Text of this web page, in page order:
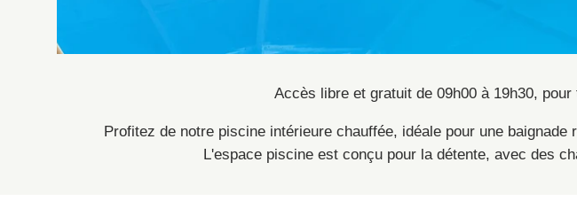
Accès libre et gratuit de 09h00 à 19h30,
Profitez de notre piscine intérieure chauffée, idéale pour une
L'espace piscine est conçu pour la détente, avec des